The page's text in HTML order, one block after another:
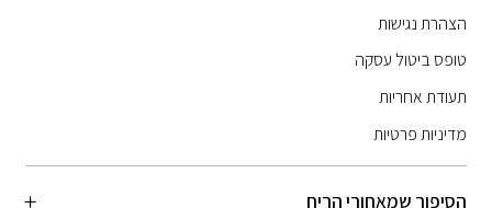
הצהרת נגישות
טופס ביטול עסקה
תעודת אחריות
מדיניות פרטיות
הסיפור שמאחורי הריח